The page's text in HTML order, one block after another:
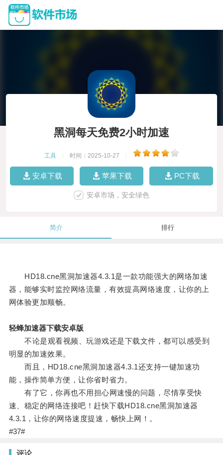
黑洞每天免费2小时加速
工具 时间：2025-10-27
安卓下载 苹果下载 PC下载
安卓市场，安全绿色
简介 排行
HD18.cne黑洞加速器4.3.1是一款功能强大的网络加速
器，能够实时监控网络流量，有效提高网络速度，让你的上
网体验更加顺畅。
轻蜂加速器下载安卓版
不论是观看视频、玩游戏还是下载文件，都可以感受到
明显的加速效果。
而且，HD18.cne黑洞加速器4.3.1还支持一键加速功
能，操作简单方便，让你省时省力。
有了它，你再也不用担心网速慢的问题，尽情享受快
速、稳定的网络连接吧！赶快下载HD18.cne黑洞加速器
4.3.1，让你的网络速度提速，畅快上网！。
#37#